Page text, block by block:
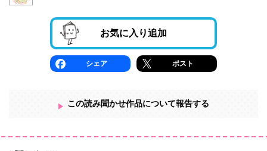
お気に入り追加
シェア ポスト
この読み聞かせ作品について報告する